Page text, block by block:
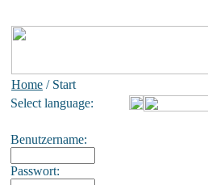
Home / Start
Select language:
Benutzername:
Passwort: